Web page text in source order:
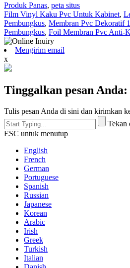
Produk Panas, peta situs
Film Vinyl Kaku Pvc Untuk Kabinet,
Pembungkus, Membran Pvc Dekoratif
Pembungkus, Foil Membran Pvc Anti-
Mengirim email
x
Tinggalkan pesan Anda:
Tulis pesan Anda di sini dan kirimkan
Tekan
ESC untuk menutup
English
French
German
Portuguese
Spanish
Russian
Japanese
Korean
Arabic
Irish
Greek
Turkish
Italian